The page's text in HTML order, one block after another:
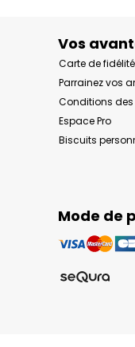
Vos
Carte de fidélité
Parrainez vos
Conditions des
Espace Pro
Biscuits
Mode de